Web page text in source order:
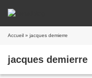
Accueil » jacques demierre
jacques demierre